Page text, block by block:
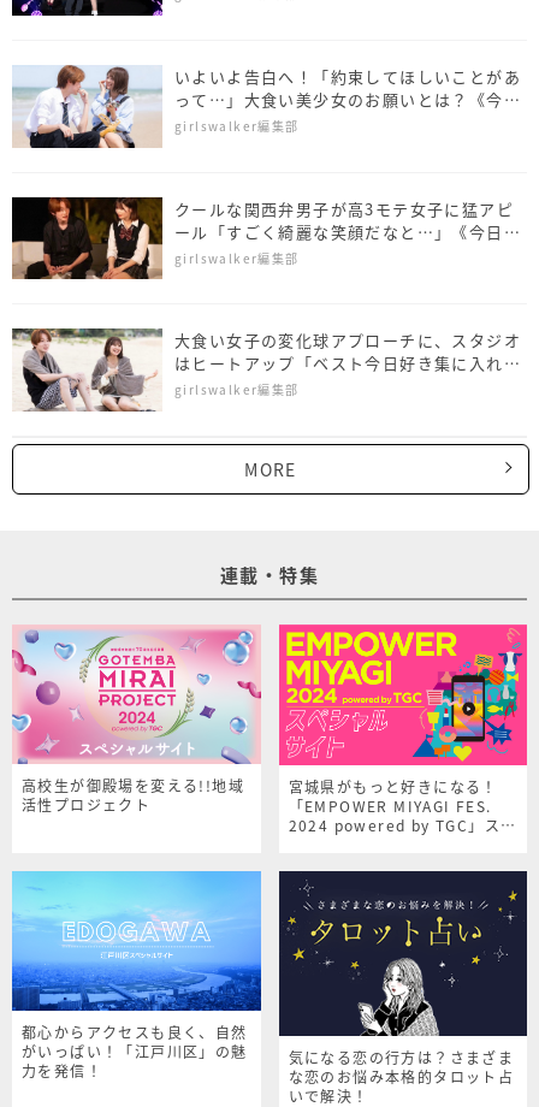
いよいよ告白へ！「約束してほしいことがあ
って…」大食い美少女のお願いとは？《今日
好き ホアヒン編 第4話》
girlswalker編集部
クールな関西弁男子が高3モテ女子に猛アピ
ール「すごく綺麗な笑顔だなと…」《今日好
き ホアヒン編 第3話》
girlswalker編集部
大食い女子の変化球アプローチに、スタジオ
はヒートアップ「ベスト今日好き集に入れて
ほしい」《今日好き ホアヒン編 第2話》
girlswalker編集部
MORE
連載・特集
高校生が御殿場を変える!!地域
活性プロジェクト
宮城県がもっと好きになる！
「EMPOWER MIYAGI FES.
2024 powered by TGC」スペ
都心からアクセスも良く、自然
がいっぱい！「江戸川区」の魅
力を発信！
気になる恋の行方は？さまざま
な恋のお悩み本格的タロット占
いで解決！